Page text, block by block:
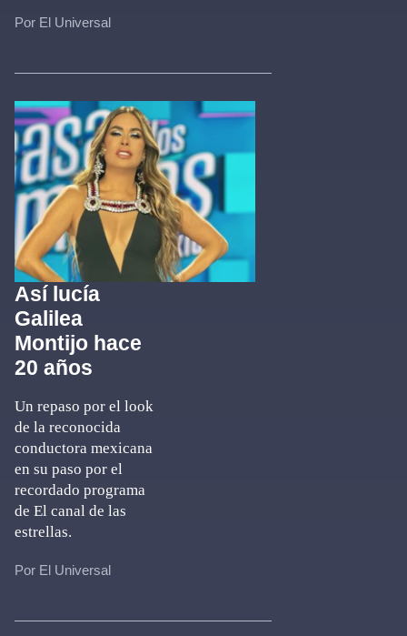
Por El Universal
Así lucía
Galilea
Montijo hace
20 años
Un repaso por el look
de la reconocida
conductora mexicana
en su paso por el
recordado programa
de El canal de las
estrellas.
Por El Universal